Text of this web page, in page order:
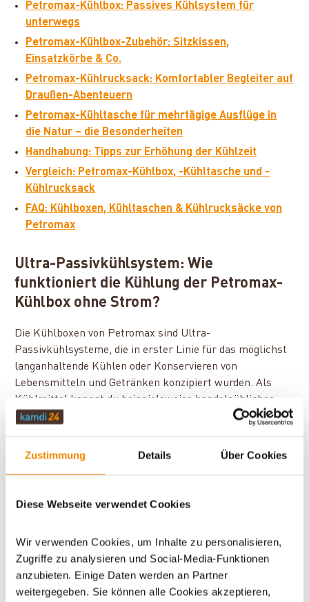
Zustimmung Details Über Cookies
Diese Webseite verwendet Cookies
Wir verwenden Cookies, um Inhalte zu personalisieren,
Zugriffe zu analysieren und Social-Media-Funktionen
anzubieten. Einige Daten werden an Partner
weitergegeben. Sie können alle Cookies akzeptieren,
Petromax-Kühlbox: Passives Kühlsystem für
unterwegs
Petromax-Kühlbox-Zubehör: Sitzkissen,
Einsatzkörbe & Co.
Petromax-Kühlrucksack: Komfortabler Begleiter auf
Draußen-Abenteuern
Petromax-Kühltasche für mehrtägige Ausflüge in
die Natur – die Besonderheiten
Handhabung: Tipps zur Erhöhung der Kühlzeit
Vergleich: Petromax-Kühlbox, -Kühltasche und -
Kühlrucksack
FAQ: Kühlboxen, Kühltaschen & Kühlrucksäcke von
Petromax
Ultra-Passivkühlsystem: Wie
funktioniert die Kühlung der Petromax-
Kühlbox ohne Strom?
Die Kühlboxen von Petromax sind Ultra-
Passivkühlsysteme, die in erster Linie für das möglichst
langanhaltende Kühlen oder Konservieren von
Lebensmitteln und Getränken konzipiert wurden. Als
Kühlmittel kannst du beispielsweise handelsübliches
Eis, Trockeneis oder Kühlakkus
verwenden. Es ist also
dein
Proviant tagelang ohne Strom frischzu halten.
Die Petromax-Kühlbox ist mit einer aus dem Kunststoff
Isolierschicht von mindestens 45 mm
lang gekühltwerden.
Dasintegrierte Ablaufsystemder Kühlbox erleichtert
das Nachfüllen von Eis und das spätere Reinigen der Box